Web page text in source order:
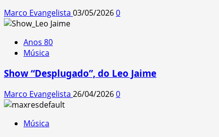
Marco Evangelista 03/05/20260
Anos 80
Música
Show “Desplugado”, do Leo Jaime
Marco Evangelista 26/04/20260
Música